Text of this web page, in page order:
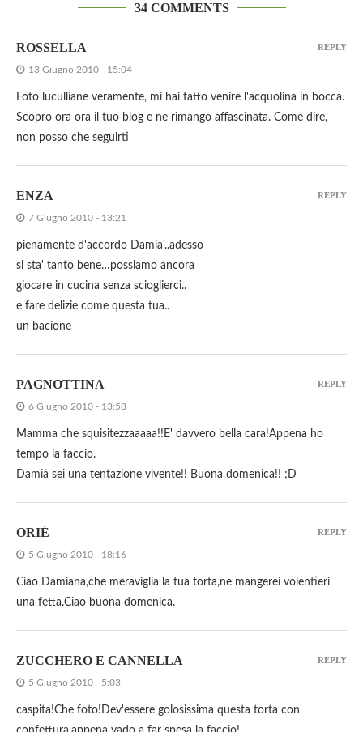
34 COMMENTS
ROSSELLA
13 Giugno 2010 - 15:04
Foto luculliane veramente, mi hai fatto venire l'acquolina in bocca.
Scopro ora ora il tuo blog e ne rimango affascinata. Come dire,
non posso che seguirti
REPLY
ENZA
7 Giugno 2010 - 13:21
pienamente d'accordo Damia'..adesso
si sta' tanto bene…possiamo ancora
giocare in cucina senza scioglierci..
e fare delizie come questa tua..
un bacione
REPLY
PAGNOTTINA
6 Giugno 2010 - 13:58
Mamma che squisitezzaaaaa!!E' davvero bella cara!Appena ho
tempo la faccio.
Damià sei una tentazione vivente!! Buona domenica!! ;D
REPLY
ORIÉ
5 Giugno 2010 - 18:16
Ciao Damiana,che meraviglia la tua torta,ne mangerei volentieri
una fetta.Ciao buona domenica.
REPLY
ZUCCHERO E CANNELLA
5 Giugno 2010 - 5:03
caspita!Che foto!Dev'essere golosissima questa torta con
REPLY